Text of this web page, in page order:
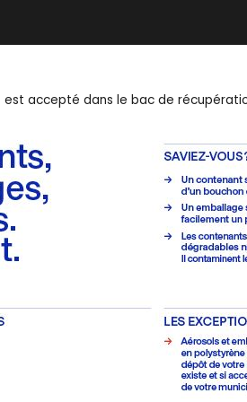
est accepté dans le bac de